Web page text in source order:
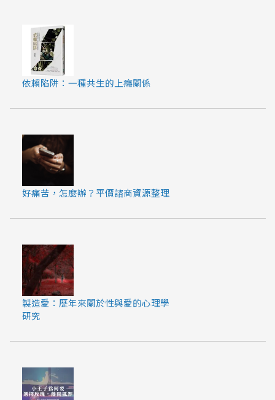
依賴陷阱：一種共生的上癮關係
好痛苦，怎麼辦？平價諮商資源整理
製造愛：歷年來關於性與愛的心理學
研究